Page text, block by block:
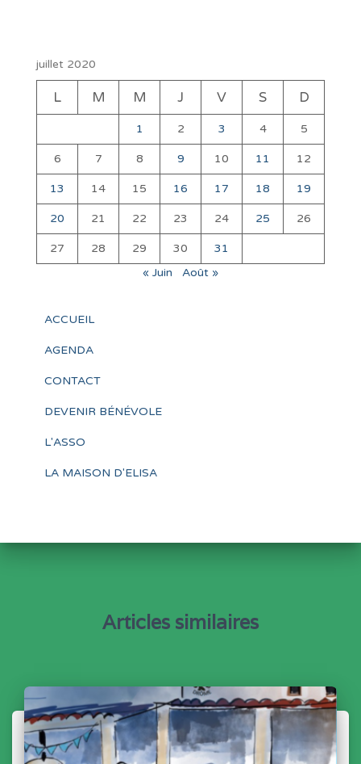
juillet 2020
L M M J V S D
1 2 3 4 5
6 7 8 9 10 11 12
13 14 15 16 17 18 19
20 21 22 23 24 25 26
27 28 29 30
31
« Juin
Août »
ACCUEIL
AGENDA
CONTACT
DEVENIR BÉNÉVOLE
L'ASSO
LA MAISON D'ELISA
Articles similaires